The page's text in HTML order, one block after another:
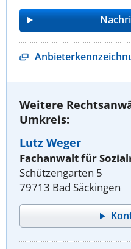
Weitere
Umkreis:
Lutz Weger
Fachanwalt für
Schützengarten 5
79713 Bad Säckingen